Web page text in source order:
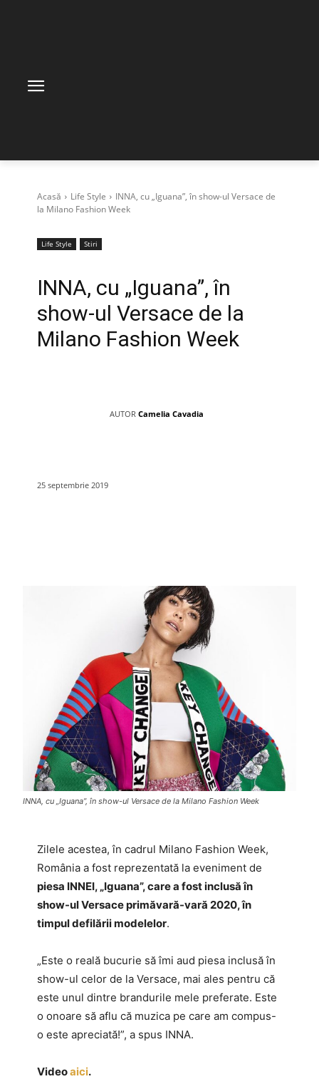
Acasă Life Style
INNA, cu „Iguana”, în show-ul Versace de
la Milano Fashion Week
Life Style Stiri
INNA, cu „Iguana”, în
show-ul Versace de la
Milano Fashion Week
AUTOR Camelia Cavadia
25 septembrie 2019
INNA, cu „Iguana”, în show-ul Versace de la Milano Fashion Week
Zilele acestea, în cadrul Milano Fashion Week,
România a fost reprezentată la eveniment de
piesa INNEI, „Iguana”, care a fost inclusă în
show-ul Versace primăvară-vară 2020, în
timpul defilării modelelor.
„Este o reală bucurie să îmi aud piesa inclusă în
show-ul celor de la Versace, mai ales pentru că
este unul dintre brandurile mele preferate. Este
o onoare să aflu că muzica pe care am compus-
o este apreciată!”, a spus INNA.
Videoaici.